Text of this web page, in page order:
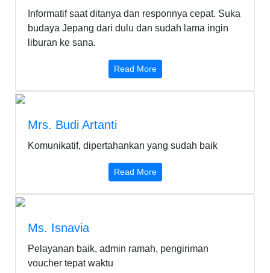
Informatif saat ditanya dan responnya cepat. Suka
budaya Jepang dari dulu dan sudah lama ingin
liburan ke sana.
Read More
Mrs. Budi Artanti
Komunikatif, dipertahankan yang sudah baik
Read More
Ms. Isnavia
Pelayanan baik, admin ramah, pengiriman
voucher tepat waktu